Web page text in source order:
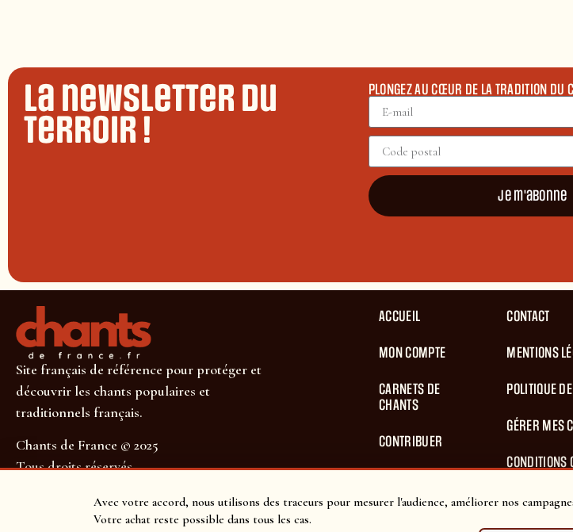
Avec votre accord, nous utilisons des traceurs pour mesurer l'audience, améliorer nos
Votre achat reste possible dans tous les cas.
La newsletter du
terroir !
PLONGEZ AU CŒUR DE LA TRADITION DU
Je m'abonne
Site français de référence pour protéger et
découvrir les chants populaires et
traditionnels français.
Chants de France © 2025
Tous droits réservés
SUIVEZ-NOUS POUR NE RIEN MANQUER !
ACCUEIL
MON COMPTE
CARNETS DE
CHANTS
CONTRIBUER
CONTACT
MENTIONS
POLITIQUE
GÉRER MES
CONDITIONS
CONDITIONS